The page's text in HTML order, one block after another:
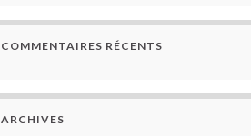
COMMENTAIRES RÉCENTS
ARCHIVES